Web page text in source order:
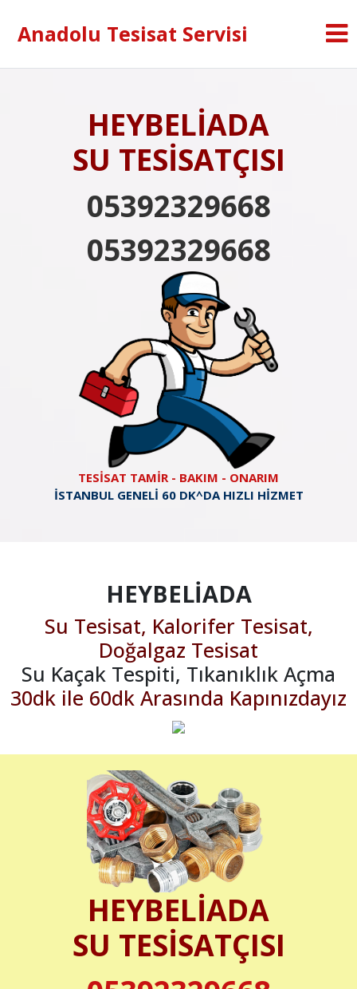
Anadolu Tesisat Servisi
HEYBELİADA
SU TESİSATÇISI
05392329668
05392329668
TESİSAT TAMİR - BAKIM - ONARIM
İSTANBUL GENELİ 60 DK^DA HIZLI HİZMET
HEYBELİADA
Su Tesisat, Kalorifer Tesisat,
Doğalgaz Tesisat
Su Kaçak Tespiti, Tıkanıklık Açma
30dk ile 60dk Arasında Kapınızdayız
HEYBELİADA
SU TESİSATÇISI